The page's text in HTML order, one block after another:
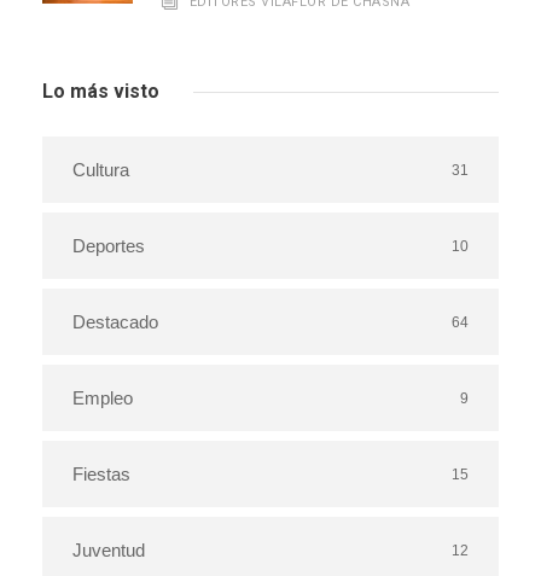
Lo más visto
Cultura 31
Deportes 10
Destacado 64
Empleo 9
Fiestas 15
Juventud 12